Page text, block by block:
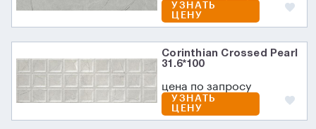
УЗНАТЬ
ЦЕНУ
Corinthian Crossed Pearl
31.6*100
цена по запросу
УЗНАТЬ
ЦЕНУ